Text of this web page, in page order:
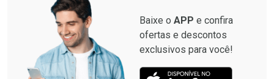
Baixe o APP e confira
ofertas e descontos
exclusivos para você!